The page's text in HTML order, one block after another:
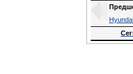
Hyundai